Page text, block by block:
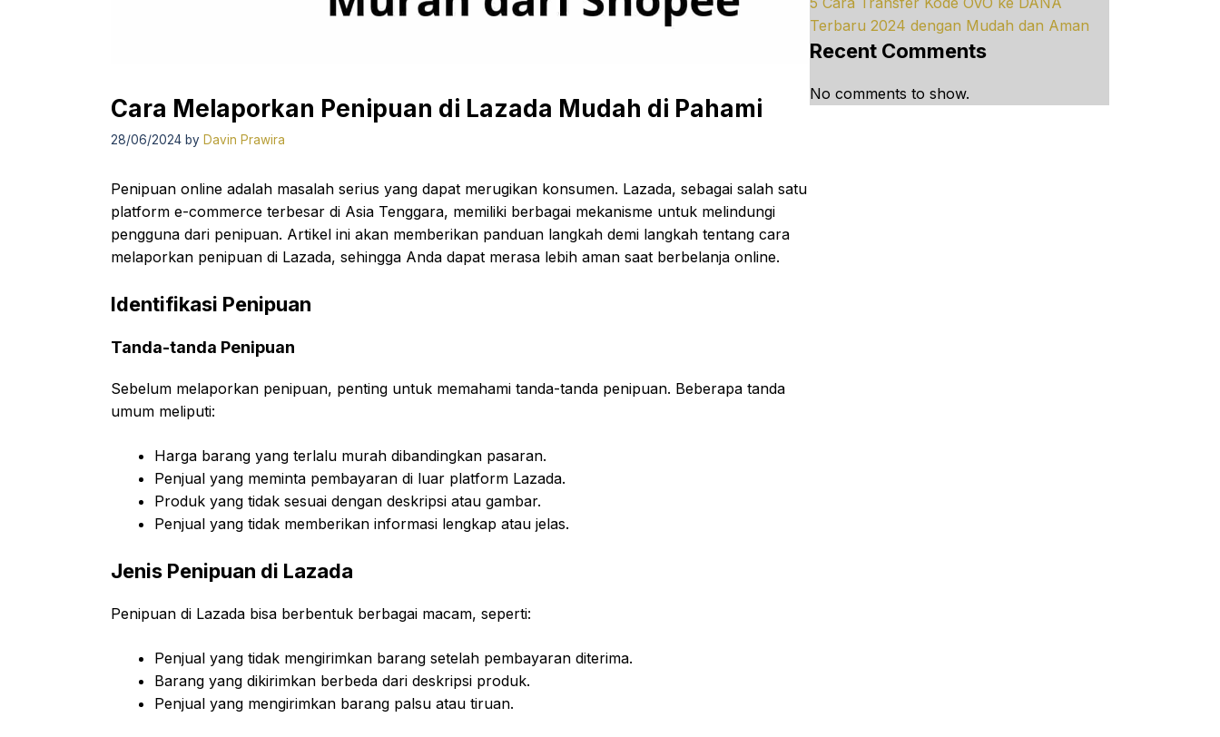
Cara Melaporkan Penipuan di Lazada Mudah di Pahami
28/06/2024 by Davin Prawira
Penipuan online adalah masalah serius yang dapat merugikan konsumen. Lazada, sebagai salah satu
platform e-commerce terbesar di Asia Tenggara, memiliki berbagai mekanisme untuk melindungi
pengguna dari penipuan. Artikel ini akan memberikan panduan langkah demi langkah tentang cara
melaporkan penipuan di Lazada, sehingga Anda dapat merasa lebih aman saat berbelanja online.
Identifikasi Penipuan
Tanda-tanda Penipuan
Sebelum melaporkan penipuan, penting untuk memahami tanda-tanda penipuan. Beberapa tanda
umum meliputi:
Harga barang yang terlalu murah dibandingkan pasaran.
Penjual yang meminta pembayaran di luar platform Lazada.
Produk yang tidak sesuai dengan deskripsi atau gambar.
Penjual yang tidak memberikan informasi lengkap atau jelas.
Jenis Penipuan di Lazada
Penipuan di Lazada bisa berbentuk berbagai macam, seperti:
Penjual yang tidak mengirimkan barang setelah pembayaran diterima.
Barang yang dikirimkan berbeda dari deskripsi produk.
Penjual yang mengirimkan barang palsu atau tiruan.
Terbaru 2024 dengan Mudah dan Aman
Recent Comments
No comments to show.